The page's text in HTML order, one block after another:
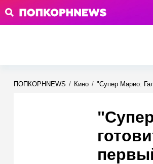
ПОПКОРНNEWS / Кино / "Супер Марио: